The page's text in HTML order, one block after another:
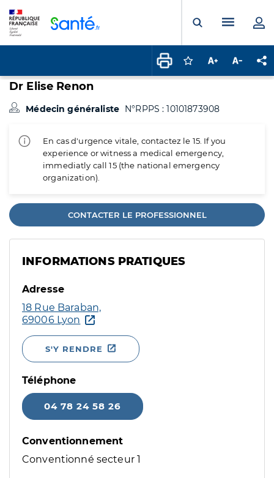
Ouvrir laMenu
Connectez-vous
Augmenter la
Dr Elise Renon
Médecin généraliste N°RPPS : 10101873908
En cas d'urgence vitale, contactez le 15. If you
experience or witness a medical emergency,
immediatly call 15 (the national emergency
organization).
CONTACTER LE PROFESSIONNEL
INFORMATIONS PRATIQUES
Adresse
18 Rue Baraban,
69006 Lyon
S'Y RENDRE
Téléphone
04 78 24 58 26
Conventionnement
Conventionné secteur 1